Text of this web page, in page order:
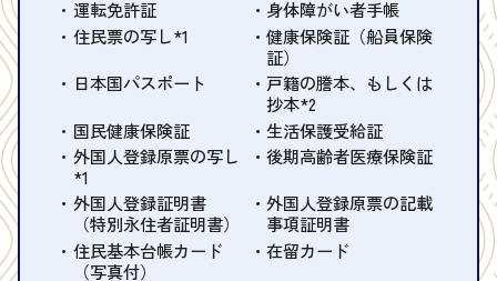
運転免許証
身体障がい者手帳
住民票の写し*1
健康保険証（船員保険
証）
日本国パスポート
戸籍の謄本、もしくは
抄本*2
国民健康保険証
生活保護受給証
外国人登録原票の写し
*1
後期高齢者医療保険証
外国人登録証明書
（特別永住者証明書）
外国人登録原票の記載
事項証明書
住民基本台帳カード
（写真付）
在留カード